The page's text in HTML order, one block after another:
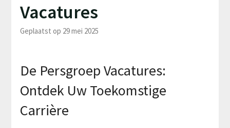
Vacatures
Geplaatst op 29 mei 2025
De Persgroep Vacatures:
Ontdek Uw Toekomstige
Carrière